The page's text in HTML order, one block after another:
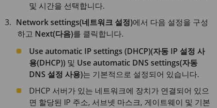
및 시간을 선택합니다.
Network settings(네트워크 설정)에서 다음 설정을 구성
하고 Next(다음)를 클릭합니다.
Use automatic IP settings (DHCP)(자동 IP 설정 사
용(DHCP)) 및 Use automatic DNS settings(자동
DNS 설정 사용)는 기본적으로 설정되어 있습니다.
DHCP 서버가 있는 네트워크에 장치가 연결되어 있으
면 할당된 IP 주소, 서브넷 마스크, 게이트웨이 및 기본